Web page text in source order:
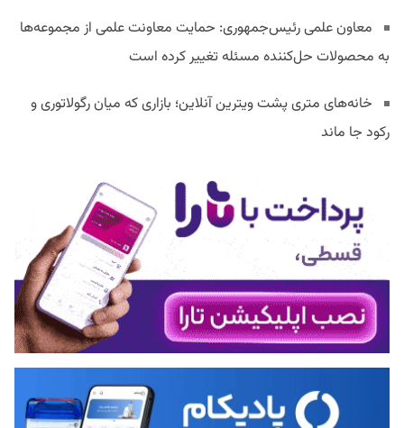
معاون علمی رئیس‌جمهوری: حمایت معاونت علمی از مجموعه‌ها
به محصولات حل‌کننده مسئله تغییر کرده است
خانه‌های متری پشت ویترین آنلاین؛ بازاری که میان رگولاتوری و
رکود جا ماند